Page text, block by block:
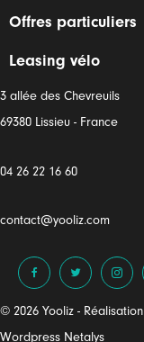
Offres particuliers
Leasing vélo
3 allée des Chevreuils
69380 Lissieu - France
04 26 22 16 60
contact@yooliz.com
© 2026 Yooliz - Réalisation
Wordpress Netalys